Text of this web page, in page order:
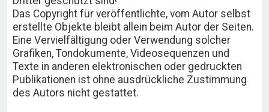
Das Copyright für veröffentlichte, vom Autor selbst
erstellte Objekte bleibt allein beim Autor der Seiten.
Eine Vervielfältigung oder Verwendung solcher
Grafiken, Tondokumente, Videosequenzen und
Texte in anderen elektronischen oder gedruckten
Publikationen ist ohne ausdrückliche Zustimmung
des Autors nicht gestattet.